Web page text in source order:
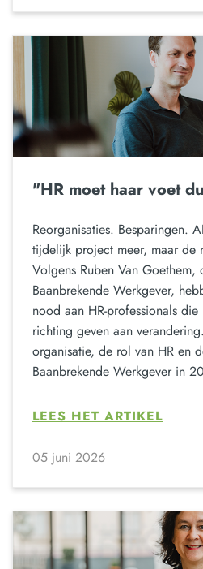
"HR moet haar voet
Reorganisaties. Besparingen.
tijdelijk project meer, maar de
Volgens Ruben Van Goethem,
Baanbrekende Werkgever,
nood aan HR-professionals
richting geven aan
organisatie, de rol van HR en
Baanbrekende Werkgever in
LEES HET ARTIKEL
05 juni 2026